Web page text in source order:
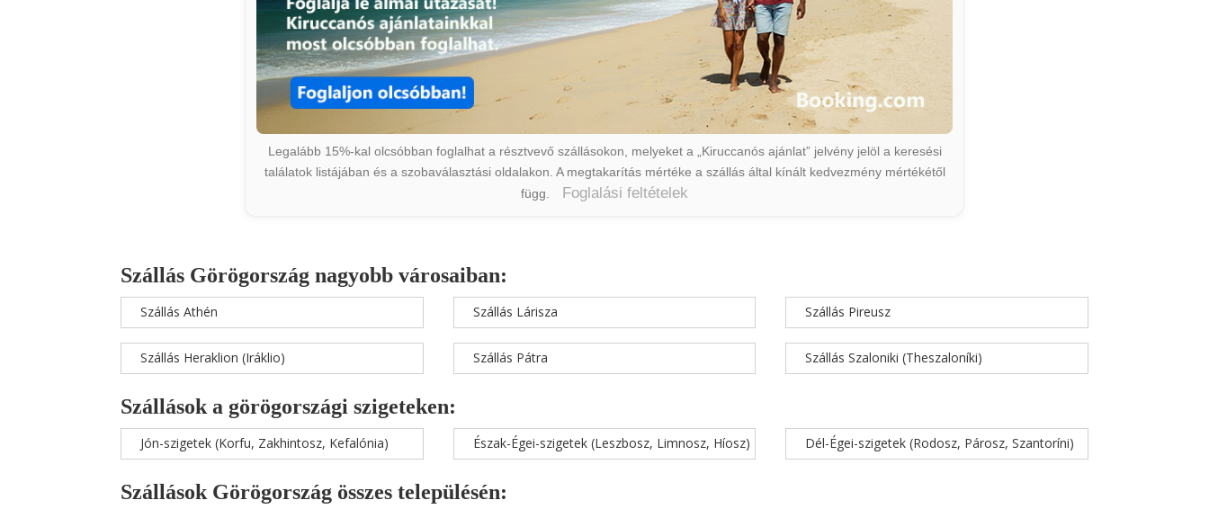
Legalább 15%-kal olcsóbban foglalhat a résztvevő szállásokon, melyeket a „Kiruccanós ajánlat” jelvény jelöl a keresési
találatok listájában és a szobaválasztási oldalakon. A megtakarítás mértéke a szállás által kínált kedvezmény mértékétől
függ.
Foglalási feltételek
Szállás Görögország nagyobb városaiban:
Szállás Athén
Szállás Heraklion (Iráklio)
Szállás Lárisza
Szállás Pátra
Szállás Pireusz
Szállás Szaloniki (Theszaloníki)
Szállások a görögországi szigeteken:
Jón-szigetek (Korfu, Zakhintosz, Kefalónia) Észak-Égei-szigetek (Leszbosz, Limnosz, Híosz) Dél-Égei-szigetek (Rodosz, Párosz, Szantoríni)
Szállások Görögország összes településén: